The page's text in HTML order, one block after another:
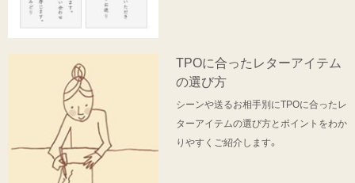
TPOに合ったレターアイテム
の選び方
シーンや送るお相手別にTPOに合ったレ
ターアイテムの選び方とポイントをわか
りやすくご紹介します。